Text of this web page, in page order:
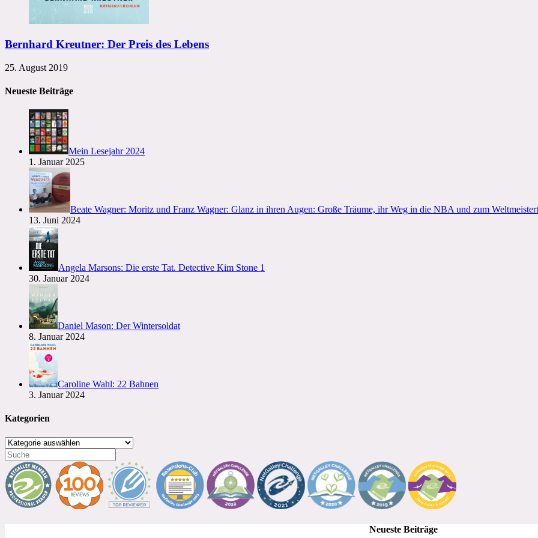
Bernhard Kreutner: Der Preis des Lebens
25. August 2019
Neueste Beiträge
Mein Lesejahr 2024
1. Januar 2025
Beate Wagner: Moritz und Franz Wagner: Glanz in ihren Augen: Große Träume, ihr Weg in die NBA und zum
13. Juni 2024
Angela Marsons: Die erste Tat. Detective Kim Stone 1
30. Januar 2024
Daniel Mason: Der Wintersoldat
8. Januar 2024
Caroline Wahl: 22 Bahnen
3. Januar 2024
Kategorien
Kategorien
Neueste Beiträge